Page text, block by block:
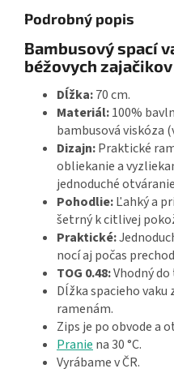
Podrobný popis
Bambusový spací
béžovych zajačikov
Dĺžka:70 cm.
Materiál:100%
bambusová viskóza
Dizajn:Praktické
obliekanie a
jednoduché
Pohodlie:Ľahký a
šetrný k citlivej
Praktické:
nocí aj počas
TOG 0.48:Vhodný do
Dĺžka spacieho vaku
ramenám.
Zips je po obvode a
Pranie na 30 °C.
Vyrábame v ČR.